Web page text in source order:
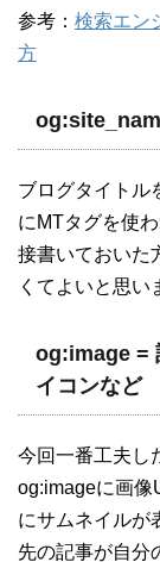
参考： 検索エン
方
ブログタイトル
にMTタグを使
接書いておいた
くてよいと思い
og:image =
イコンなど
今回一番工夫し
og:imageに画像
にサムネイルが
先の記事が自分